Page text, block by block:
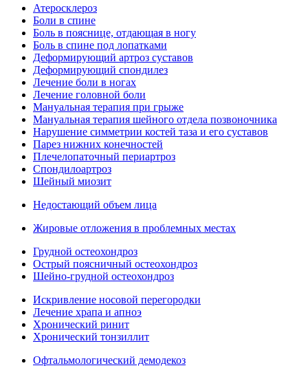
Атеросклероз
Боли в спине
Боль в пояснице, отдающая в ногу
Боль в спине под лопатками
Деформирующий артроз суставов
Деформирующий спондилез
Лечение боли в ногах
Лечение головной боли
Мануальная терапия при грыже
Мануальная терапия шейного отдела позвоночника
Нарушение симметрии костей таза и его суставов
Парез нижних конечностей
Плечелопаточный периартроз
Спондилоартроз
Шейный миозит
Недостающий объем лица
Жировые отложения в проблемных местах
Грудной остеохондроз
Острый поясничный остеохондроз
Шейно-грудной остеохондроз
Искривление носовой перегородки
Лечение храпа и апноэ
Хронический ринит
Хронический тонзиллит
Офтальмологический демодекоз